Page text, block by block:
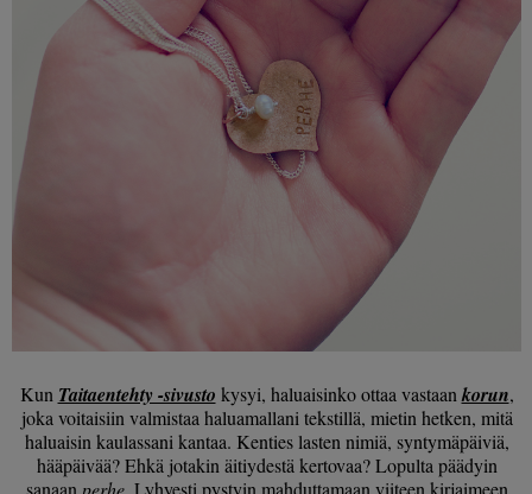
Kun Taitaentehty -sivusto kysyi, haluaisinko ottaa vastaankorun,
joka voitaisiin valmistaa haluamallani tekstillä, mietin hetken, mitä
haluaisin kaulassani kantaa. Kenties lasten nimiä, syntymäpäiviä,
hääpäivää? Ehkä jotakin äitiydestä kertovaa? Lopulta päädyin
sanaan perhe. Lyhyesti pystyin mahduttamaan viiteen kirjaimeen